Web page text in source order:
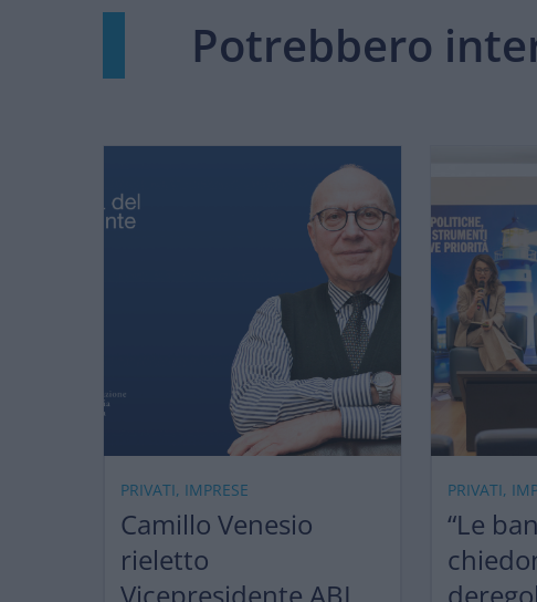
Potrebbero
PRIVATI, IMPRESE
Camillo Venesio
rieletto
PRIVATI,
“Le